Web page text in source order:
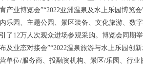
产业博览会”“2022亚洲温泉及水上乐园博览
乐园、主题公园、景区装备、文化旅游、数
了12万人次观众进场参观采购。博览会同期
及业态对接会”“2022温泉旅游与水上乐园创
单位/服务商、投融资机构、景区/乐园、行业